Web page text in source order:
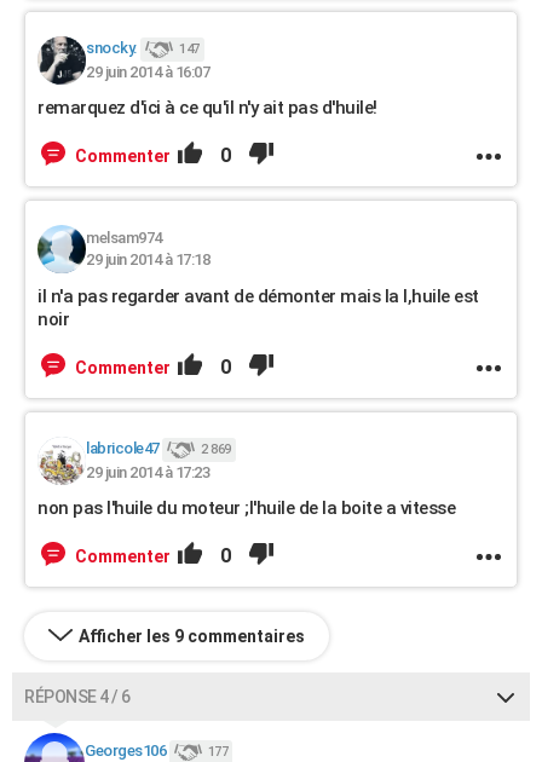
snocky. 147
29 juin 2014 à 16:07
remarquez d'ici à ce qu'il n'y ait pas d'huile!
Commenter 0
melsam974
29 juin 2014 à 17:18
il n'a pas regarder avant de démonter mais la l,huile est
noir
Commenter 0
labricole47 2 869
29 juin 2014 à 17:23
non pas l'huile du moteur ;l'huile de la boite a vitesse
Commenter 0
Afficher les 9 commentaires
RÉPONSE 4 / 6
Georges106 177